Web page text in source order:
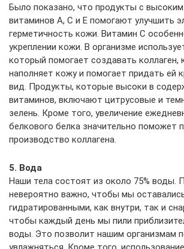
Было показано, что продукты с
витаминов A, C и E помогают улучшить
герметичность кожи. Витамин С
укреплении кожи. В организме
который помогает создавать коллаген,
наполняет кожу и помогает придать ей
вид. Продукты, которые высоки в
витаминов, включают цитрусовые и
зелень. Кроме того, увеличение
белкового белка значительно поможет
производство коллагена.
5. Вода
Наши тела состоят из около 75% воды.
невероятно важно, чтобы мы
гидратированными, как внутри, так и
чтобы каждый день мы пили
воды. Это позволит нашим организмам